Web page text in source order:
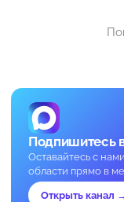
Подпишитесь
Оставайтесь с
области прямо в
Открыть канал